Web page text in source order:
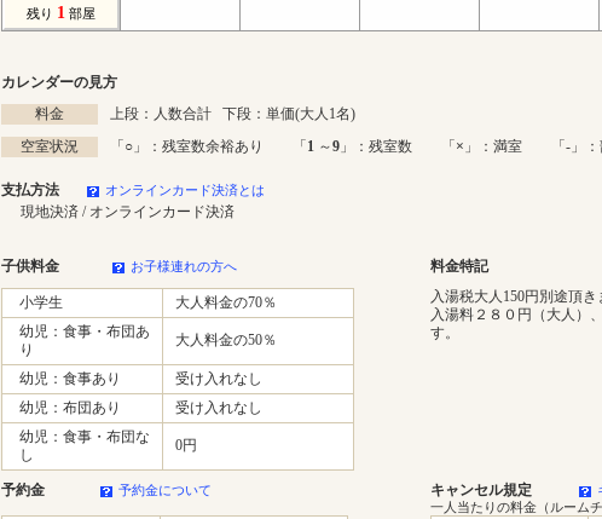
残り 1 部屋
カレンダーの見方
料金
上段：人数合計 下段：単価(大人1名)
空室状況
「○ 」：残室数余裕あり 「1 ～9 」：残室数 「× 」：満室 「-」：
支払方法 オンラインカード決済とは
現地決済 / オンラインカード決済
子供料金 お子様連れの方へ 料金特記
小学生
大人料金の70％
幼児：食事・布団あ
り
大人料金の50％
幼児：食事あり
受け入れなし
幼児：布団あり
受け入れなし
幼児：食事・布団な
し
0円
入湯税大人150円別途頂き
入湯料２８０円（大人）
す。
予約金 予約金について キャンセル規定
一人当たりの料金（ルーム